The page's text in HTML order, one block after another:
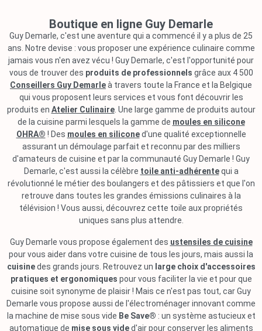
Boutique en ligne Guy Demarle
Guy Demarle, c'est une aventure qui a commencé il y a plus de 25
ans. Notre devise : vous proposer une expérience culinaire comme
jamais vous n'en avez vécu ! Guy Demarle, c'est l'opportunité pour
vous de trouver des produits de professionnels grâce aux 4 500
Conseillers Guy Demarleà travers toute la France et la Belgique
qui vous proposent leurs services et vous font découvrir les
produits en Atelier Culinaire. Une large gamme de produits autour
de la cuisine parmi lesquels la gamme de moules en silicone
OHRA® ! Des moules en siliconed'une qualité exceptionnelle
assurant un démoulage parfait et reconnu par des milliers
d'amateurs de cuisine et par la communauté Guy Demarle ! Guy
Demarle, c'est aussi la célèbre toile anti-adhérentequi a
révolutionné le métier des boulangers et des pâtissiers et que l'on
retrouve dans toutes les grandes émissions culinaires à la
télévision ! Vous aussi, découvrez cette toile aux propriétés
uniques sans plus attendre.
Guy Demarle vous propose également des ustensiles de cuisine
pour vous aider dans votre cuisine de tous les jours, mais aussi la
cuisinedes grands jours. Retrouvez un large choix d'accessoires
pratiques et ergonomiques pour vous faciliter la vie et pour que
cuisine soit synonyme de plaisir ! Mais ce n'est pas tout, car Guy
Demarle vous propose aussi de l'électroménager innovant comme
la machine de mise sous vide Be Save® : un système astucieux et
automatique de mise sous vided'air pour conserver les aliments